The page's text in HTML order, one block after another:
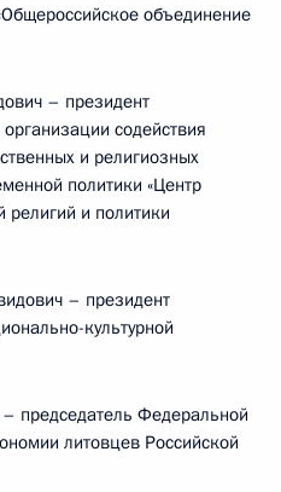
объединение
– президент
содействия
и религиозных
политики «Центр
религий и политики
– президент
культурной
председатель Федеральной
литовцев Российской